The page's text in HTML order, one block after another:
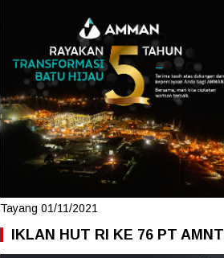
Tayang 01/11/2021
IKLAN HUT RI KE 76 PT AMNT